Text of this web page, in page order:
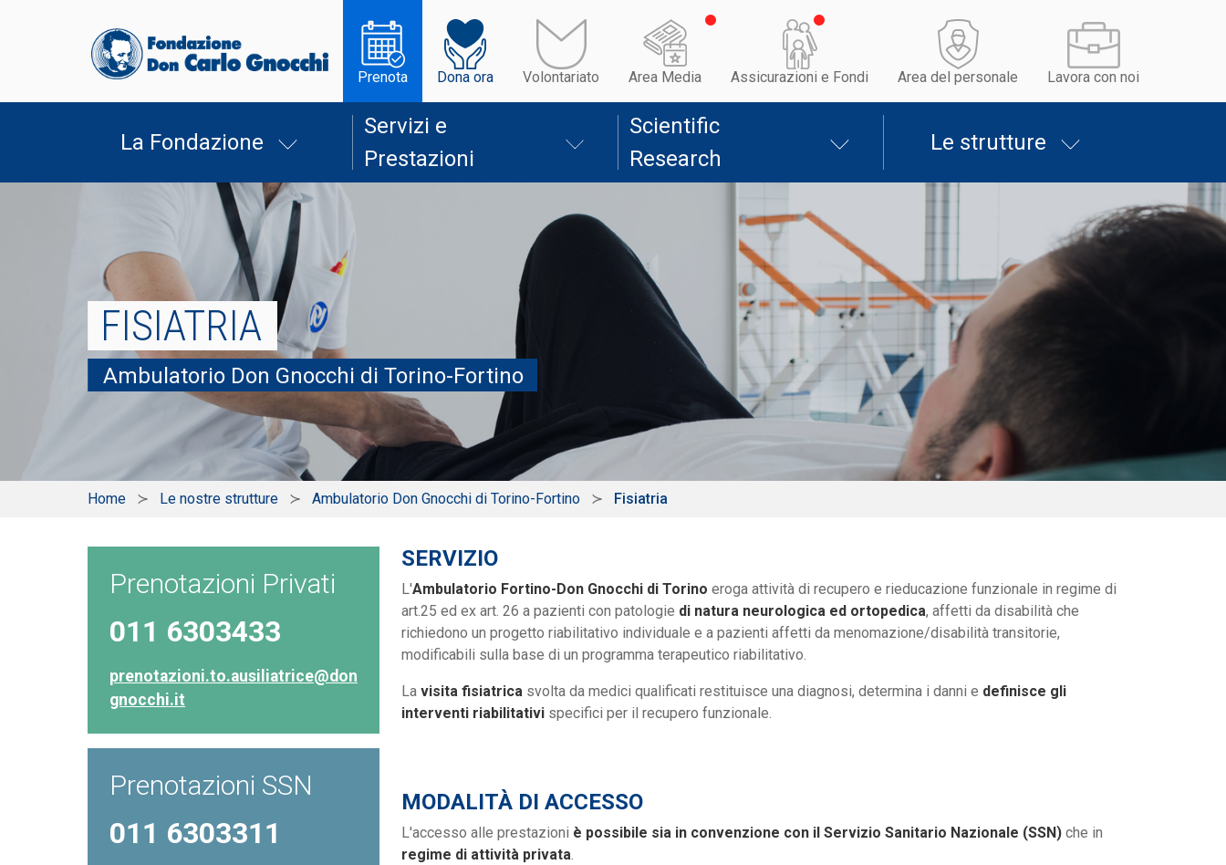
Prenota Dona ora Volontariato Area Media Assicurazioni e Fondi Area del personale Lavora con noi
La Fondazione
Servizi e
Prestazioni
Scientific
Research
Le strutture
FISIATRIA
Ambulatorio Don Gnocchi di Torino-Fortino
Home Le nostre strutture Ambulatorio Don Gnocchi di Torino-Fortino Fisiatria
Prenotazioni Privati
011 6303433
prenotazioni.to.ausiliatrice@don
gnocchi.it
Prenotazioni SSN
011 6303311
SERVIZIO
L'Ambulatorio Fortino-Don Gnocchi di Torino eroga attività di recupero e rieducazione funzionale in regime di
art.25 ed ex art. 26 a pazienti con patologie di natura neurologica ed ortopedica, affetti da disabilità che
richiedono un progetto riabilitativo individuale e a pazienti affetti da menomazione/disabilità transitorie,
modificabili sulla base di un programma terapeutico riabilitativo.
La visita fisiatrica svolta da medici qualificati restituisce una diagnosi, determina i danni e definisce gli
interventi riabilitativi specifici per il recupero funzionale.
MODALITÀ DI ACCESSO
L'accesso alle prestazioni è possibile sia in convenzione con il Servizio Sanitario Nazionale (SSN) che in
regime di attività privata.